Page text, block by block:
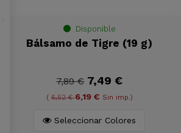
Disponible
Bálsamo de Tigre (19 g)
7,89 € 7,49 €
( 6,52 €6,19 € Sin imp.)
Seleccionar Colores